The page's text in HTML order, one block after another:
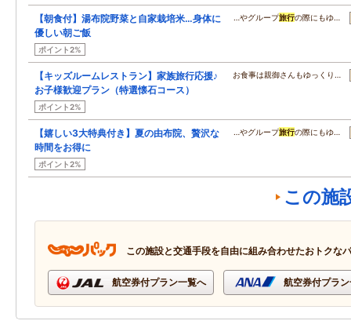
【朝食付】湯布院野菜と自家栽培米…身体に
優しい朝ご飯
ポイント2%
…やグループ旅行の際にもゆ…
【キッズルームレストラン】家族旅行応援♪
お子様歓迎プラン（特選懐石コース）
ポイント2%
お食事は親御さんもゆっくり…
【嬉しい3大特典付き】夏の由布院、贅沢な
時間をお得に
ポイント2%
…やグループ旅行の際にもゆ…
この施
この施設と交通手段を自由に組み合わせたおトクな
航空券付プラン一覧へ 航空券付プラ